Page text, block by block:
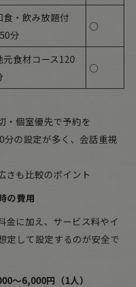
食・飲み放題付
分
○
元食材コース120
○
・個室優先で予約を
分の設定が多く、会話重視
さも比較のポイント
の費用
金に加え、サービス料やイ
定して設定するのが安全で
～6,000円（1人）